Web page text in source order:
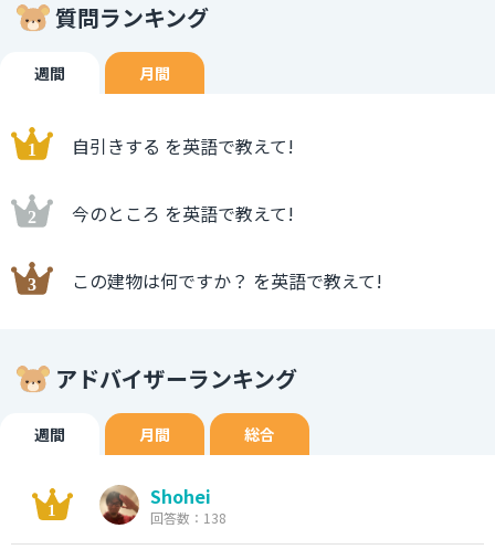
質問ランキング
週間 月間
自引きする を英語で教えて!
今のところ を英語で教えて!
この建物は何ですか？ を英語で教えて!
アドバイザーランキング
週間 月間 総合
Shohei
回答数：138